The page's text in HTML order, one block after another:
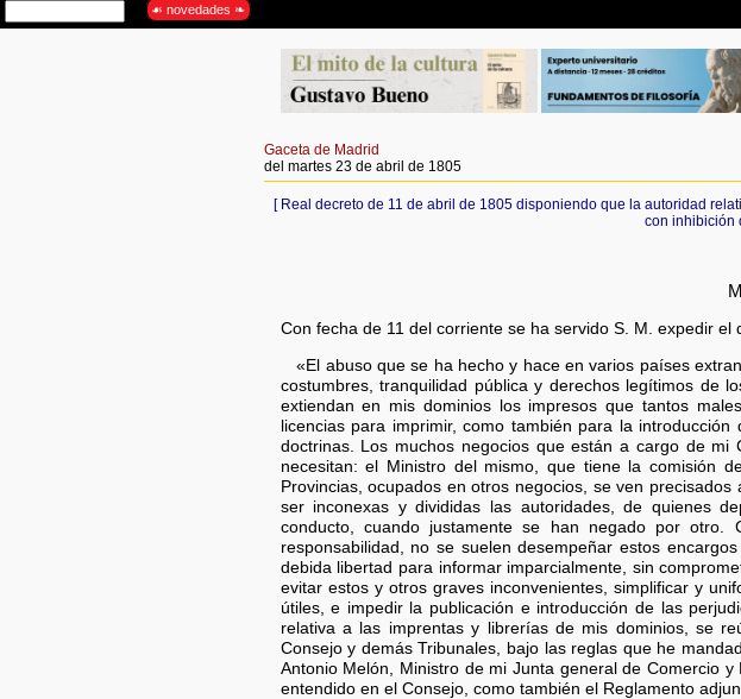
Gaceta de Madrid
del martes 23 de abril de 1805
[ Real decreto de 11 de abril de 1805 disponiendo que la autoridad
con inhibición
Con fecha de 11 del corriente se ha servido S. M. expedir el
«El abuso que se ha hecho y hace en varios países
costumbres, tranquilidad pública y derechos legítimos de
extiendan en mis dominios los impresos que tantos
licencias para imprimir, como también para la
doctrinas. Los muchos negocios que están a cargo de
necesitan: el Ministro del mismo, que tiene la comisión
Provincias, ocupados en otros negocios, se ven
ser inconexas y divididas las autoridades, de quienes
conducto, cuando justamente se han negado por
responsabilidad, no se suelen desempeñar estos
debida libertad para informar imparcialmente, sin
evitar estos y otros graves inconvenientes, simplificar y
útiles, e impedir la publicación e introducción de las
relativa a las imprentas y librerías de mis dominios, se
Consejo y demás Tribunales, bajo las reglas que he
Antonio Melón, Ministro de mi Junta general de Comercio
entendido en el Consejo, como también el Reglamento